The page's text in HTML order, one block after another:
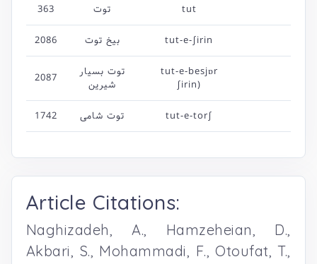
363 توت tut
2086 بیخ توت tut-e-∫irin
2087
توت بسیار
شیرین
tut-e-besjɒr
∫irin)
1742 توت ‌شامی tut-e-tor∫
Article Citations:
Naghizadeh, A., Hamzeheian, D.,
Akbari, S., Mohammadi, F., Otoufat, T.,